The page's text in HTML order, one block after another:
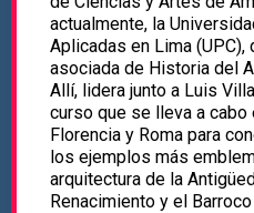
actualmente, la
Aplicadas en Lima
asociada de Historia del
Allí, lidera junto a Luis
curso que se lleva a
Florencia y Roma para
los ejemplos más
arquitectura de la
Renacimiento y el